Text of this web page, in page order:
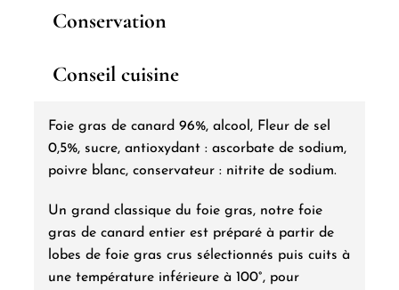
conserve
Conservation
Conseil cuisine
Foie gras de canard 96%, alcool, Fleur de sel
0,5%, sucre, antioxydant : ascorbate de sodium,
poivre blanc, conservateur : nitrite de sodium.
Un grand classique du foie gras, notre foie
gras de canard entier est préparé à partir de
lobes de foie gras crus sélectionnés puis cuits à
une température inférieure à 100°, pour